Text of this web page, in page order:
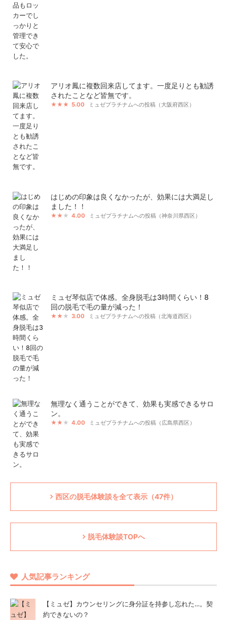
アリオ鳳に複数回来店してます。一度足りとも勧誘
されたことなど皆無です。
5.00 ミュゼプラチナムへの投稿（大阪府西区）
はじめの印象は良くなかったが、効果には大満足し
ました！！
4.00 ミュゼプラチナムへの投稿（神奈川県西区）
ミュゼ琴似店で体感。全身脱毛は3時間くらい！8
回の脱毛で毛の量が減った！
3.00 ミュゼプラチナムへの投稿（北海道西区）
無理なく通うことができて、効果も実感できるサロ
ン。
4.00 ミュゼプラチナムへの投稿（広島県西区）
西区の脱毛体験談を全て表示（47件）
脱毛体験談TOPへ
人気記事ランキング
【ミュゼ】カウンセリングに身分証を持参し忘れた…。契
約できないの？